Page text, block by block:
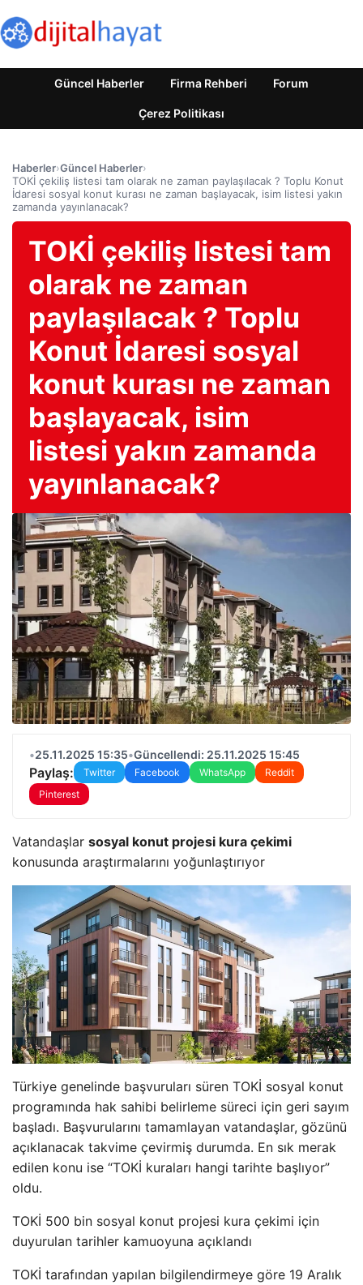
Güncel Haberler Firma Rehberi Forum
Çerez Politikası
Haberler›Güncel Haberler›
TOKİ çekiliş listesi tam olarak ne zaman paylaşılacak ? Toplu Konut
İdaresi sosyal konut kurası ne zaman başlayacak, isim listesi yakın
zamanda yayınlanacak?
TOKİ çekiliş listesi tam
olarak ne zaman
paylaşılacak ? Toplu
Konut İdaresi sosyal
konut kurası ne zaman
başlayacak, isim
listesi yakın zamanda
yayınlanacak?
•25.11.2025 15:35•Güncellendi: 25.11.2025 15:45
Paylaş: Twitter Facebook WhatsApp
Reddit
Pinterest
Vatandaşlar sosyal konut projesi kura çekimi
konusunda araştırmalarını yoğunlaştırıyor
Türkiye genelinde başvuruları süren TOKİ sosyal konut
programında hak sahibi belirleme süreci için geri sayım
başladı. Başvurularını tamamlayan vatandaşlar, gözünü
açıklanacak takvime çevirmiş durumda. En sık merak
edilen konu ise “TOKİ kuraları hangi tarihte başlıyor”
oldu.
TOKİ 500 bin sosyal konut projesi kura çekimi için
duyurulan tarihler kamuoyuna açıklandı
TOKİ tarafından yapılan bilgilendirmeye göre 19 Aralık